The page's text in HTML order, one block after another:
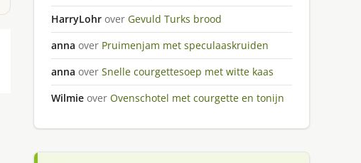
HarryLohr over Gevuld Turks brood
anna over Pruimenjam met speculaaskruiden
anna over Snelle courgettesoep met witte kaas
Wilmie over Ovenschotel met courgette en tonijn